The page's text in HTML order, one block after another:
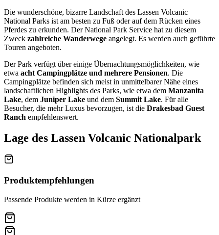
Die wunderschöne, bizarre Landschaft des Lassen Volcanic
National Parks ist am besten zu Fuß oder auf dem Rücken eines
Pferdes zu erkunden. Der National Park Service hat zu diesem
Zweck zahlreiche Wanderwege angelegt. Es werden auch geführte
Touren angeboten.
Der Park verfügt über einige Übernachtungsmöglichkeiten, wie
etwa acht Campingplätze und mehrere Pensionen. Die
Campingplätze befinden sich meist in unmittelbarer Nähe eines
landschaftlichen Highlights des Parks, wie etwa dem Manzanita
Lake, dem Juniper Lake und dem Summit Lake. Für alle
Besucher, die mehr Luxus bevorzugen, ist die Drakesbad Guest
Ranch empfehlenswert.
Lage des Lassen Volcanic Nationalpark
Produktempfehlungen
Passende Produkte werden in Kürze ergänzt